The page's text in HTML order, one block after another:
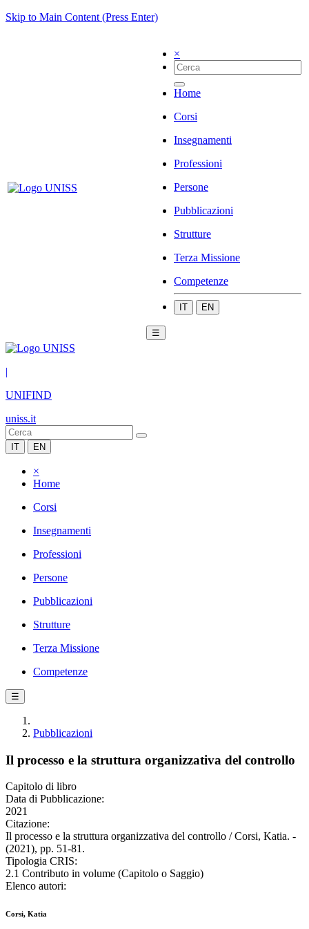
Skip to Main Content (Press Enter)
×
Home
Corsi
Insegnamenti
Professioni
Persone
Pubblicazioni
Strutture
Terza Missione
Competenze
IT EN
☰
|
UNIFIND
uniss.it
IT EN
×
Home
Corsi
Insegnamenti
Professioni
Persone
Pubblicazioni
Strutture
Terza Missione
Competenze
☰
Pubblicazioni
Il processo e la struttura organizzativa del controllo
Capitolo di libro
Data di Pubblicazione:
2021
Citazione:
Il processo e la struttura organizzativa del controllo / Corsi, Katia. -
(2021), pp. 51-81.
Tipologia CRIS:
2.1 Contributo in volume (Capitolo o Saggio)
Elenco autori:
Corsi, Katia